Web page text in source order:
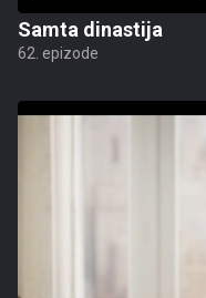
Samta dinastija
62. epizode